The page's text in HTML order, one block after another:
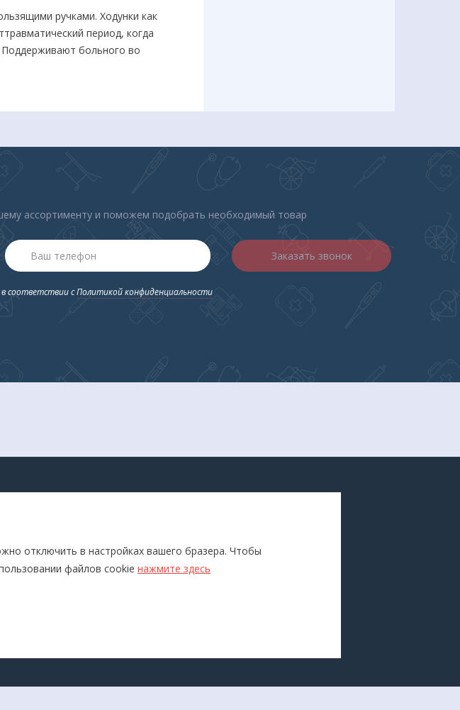
ручками. Ходунки как
период, когда
больного во
двигаться в момент
ассортименту и поможем подобрать необходимый товар
Заказать звонок
соответствии сПолитикой конфиденциальности
Слуховые аппараты и усилители
звука
Бренды
отключить в настройках вашего бразера. Чтобы
файлов cookie нажмите здесь